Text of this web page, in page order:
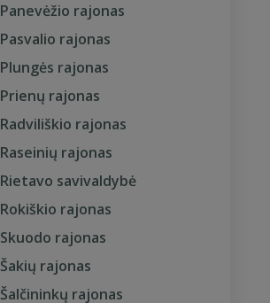
Panevėžio rajonas
Pasvalio rajonas
Plungės rajonas
Prienų rajonas
Radviliškio rajonas
Raseinių rajonas
Rietavo savivaldybė
Rokiškio rajonas
Skuodo rajonas
Šakių rajonas
Šalčininkų rajonas